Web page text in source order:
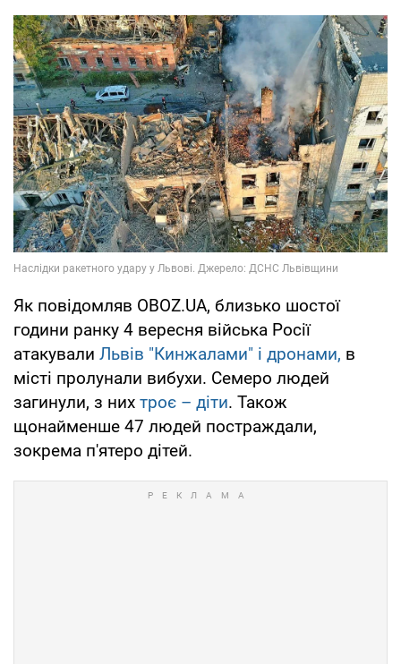
Як повідомляв OBOZ.UA, близько шостої
години ранку 4 вересня війська Росії
атакували Львів "Кинжалами" і дронами, в
місті пролунали вибухи. Семеро людей
загинули, з них троє – діти. Також
щонайменше 47 людей постраждали,
зокрема п'ятеро дітей.